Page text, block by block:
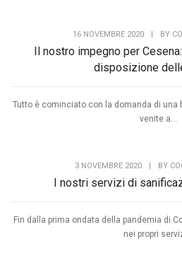
16 NOVEMBRE 2020 | BY
Il nostro impegno per
disposizione
Tutto è cominciato con la domanda di una
venite a...
3 NOVEMBRE 2020 | BY
I nostri servizi di
Fin dalla prima ondata della pandemia di
nei propri